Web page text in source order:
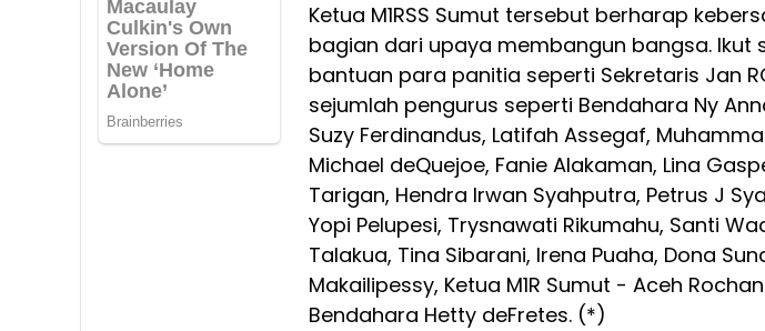
Ketua M1RSS Sumut tersebut berharap
bagian dari upaya membangun bangsa. Ikut
bantuan para panitia seperti Sekretaris Jan
sejumlah pengurus seperti Bendahara Ny
Suzy Ferdinandus, Latifah Assegaf,
Michael deQuejoe, Fanie Alakaman, Lina
Tarigan, Hendra Irwan Syahputra, Petrus J
Yopi Pelupesi, Trysnawati Rikumahu, Santi
Talakua, Tina Sibarani, Irena Puaha, Dona
Makailipessy, Ketua M1R Sumut - Aceh
Bendahara Hetty deFretes. (*)